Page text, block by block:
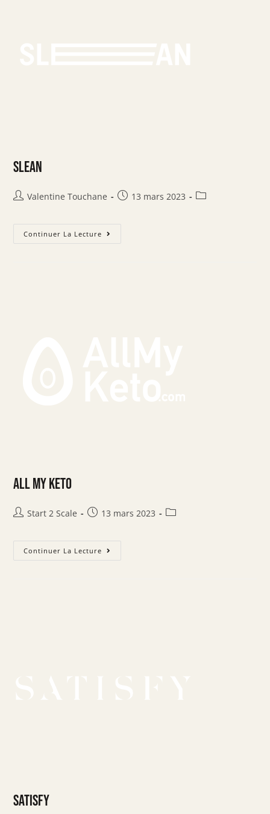
SLEAN
Valentine Touchane 13 mars 2023
Continuer La Lecture
All My Keto
Start 2 Scale 13 mars 2023
Continuer La Lecture
SATISFY